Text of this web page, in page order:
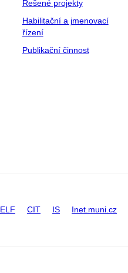
Řešené projekty
Habilitační a jmenovací
řízení
Publikační činnost
ELF CIT IS Inet.muni.cz